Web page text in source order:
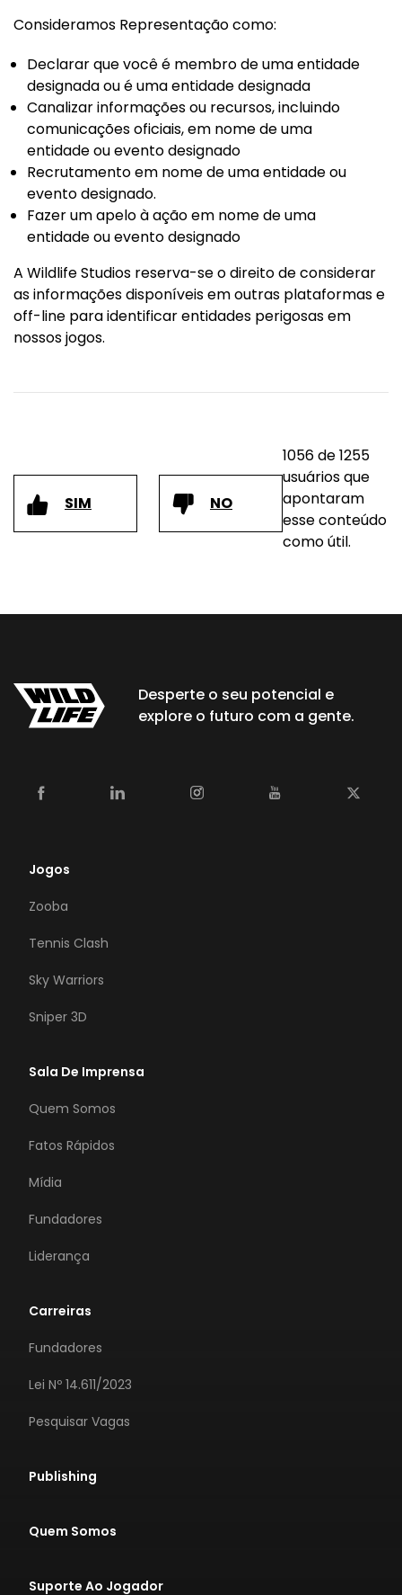
Consideramos Representação como:
Declarar que você é membro de uma entidade
designada ou é uma entidade designada
Canalizar informações ou recursos, incluindo
comunicações oficiais, em nome de uma
entidade ou evento designado
Recrutamento em nome de uma entidade ou
evento designado.
Fazer um apelo à ação em nome de uma
entidade ou evento designado
A Wildlife Studios reserva-se o direito de considerar
as informações disponíveis em outras plataformas e
off-line para identificar entidades perigosas em
nossos jogos.
SIM NO
1056 de 1255
usuários que
apontaram
esse conteúdo
como útil.
Desperte o seu potencial e
explore o futuro com a gente.
Jogos
Zooba
Tennis Clash
Sky Warriors
Sniper 3D
Sala De Imprensa
Quem Somos
Fatos Rápidos
Mídia
Fundadores
Liderança
Carreiras
Fundadores
Lei Nº 14.611/2023
Pesquisar Vagas
Publishing
Quem Somos
Suporte Ao Jogador